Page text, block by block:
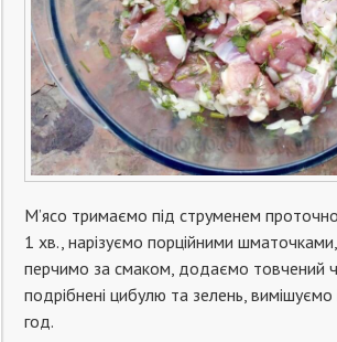
М’ясо тримаємо під струменем
1 хв., нарізуємо порційними
перчимо за смаком, додаємо товчений
подрібнені цибулю та зелень,
год.